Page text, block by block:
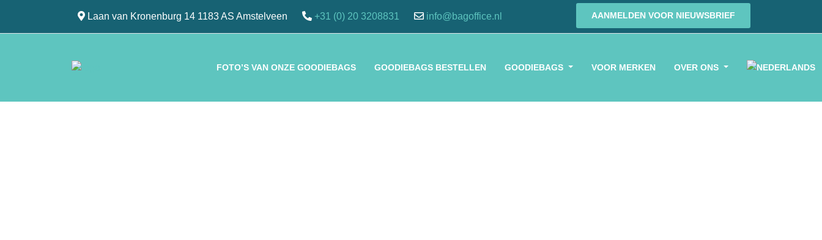
Laan van Kronenburg 14 1183 AS Amstelveen +31 (0) 20 3208831 info@bagoffice.nl AANMELDEN VOOR NIEUWSBRIEF
FOTO’S VAN ONZE GOODIEBAGS GOODIEBAGS BESTELLEN GOODIEBAGS VOOR MERKEN OVER ONS